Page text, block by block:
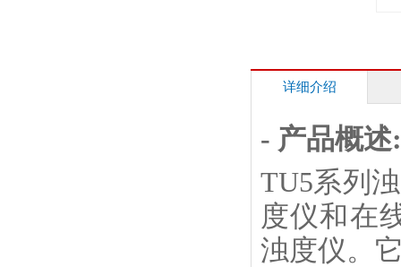
详细介绍
- 产品概述:
TU5系列
度仪和在
浊度仪。